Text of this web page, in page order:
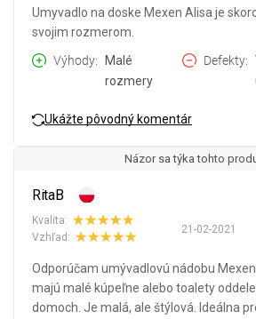
Umyvadlo na doske Mexen Alisa je
svojim rozmerom.
Výhody
Malé
rozmery
Defekty
Ukážte pôvodný komentár
Názor sa týka tohto
RitaB
21-02-2021
Kvalita:
Vzhľad:
Odporúčam umývadlovú nádobu
majú malé kúpeľne alebo toalety
domoch. Je malá, ale štýlová. Ideálna